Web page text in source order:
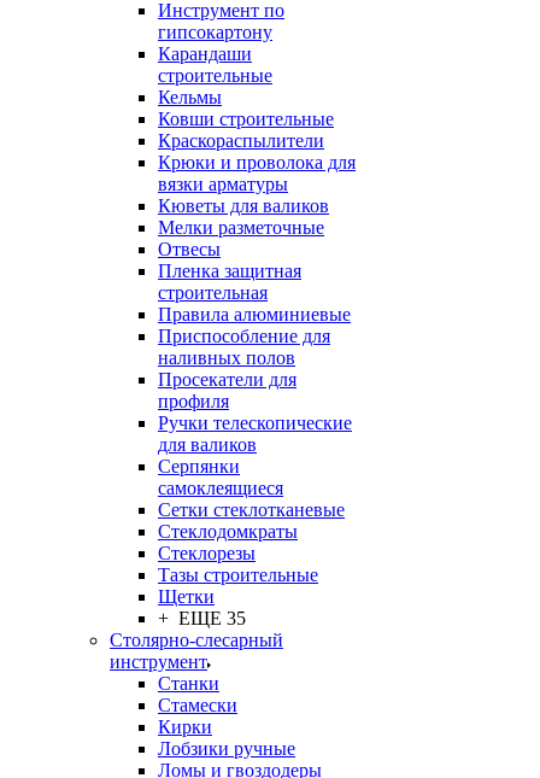
Инструмент по
гипсокартону
Карандаши
строительные
Кельмы
Ковши строительные
Краскораспылители
Крюки и проволока для
вязки арматуры
Кюветы для валиков
Мелки разметочные
Отвесы
Пленка защитная
строительная
Правила алюминиевые
Приспособление для
наливных полов
Просекатели для
профиля
Ручки телескопические
для валиков
Серпянки
самоклеящиеся
Сетки стеклотканевые
Стеклодомкраты
Стеклорезы
Тазы строительные
Щетки
+ ЕЩЕ 35
Столярно-слесарный
инструмент
Станки
Стамески
Кирки
Лобзики ручные
Ломы и гвоздодеры